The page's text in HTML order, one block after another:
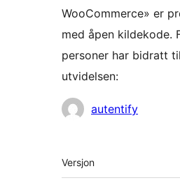
WooCommerce» er
med åpen kildekode.
personer har bidratt
utvidelsen:
Bidragsytere
autentify
Meta
Versjon